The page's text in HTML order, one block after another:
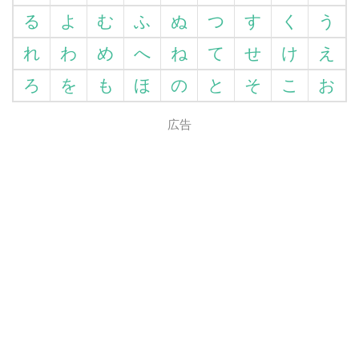
る
よ む ふ ぬ つ す く
う
れ
わ め へ ね て せ け
え
ろ
を も ほ の と そ こ お
広告